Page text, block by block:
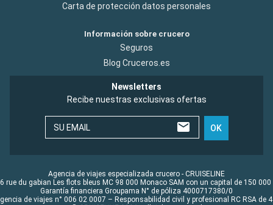
Carta de protección datos personales
Información sobre crucero
Seguros
Blog Cruceros.es
Newsletters
Recibe nuestras exclusivas ofertas
SU EMAIL OK
Agencia de viajes especializada crucero - CRUISELINE
rue du gabian Les flots bleus MC 98 000 Monaco SAM con un capital de 150 000
Garantía financiera Groupama N° de póliza 4000717380/0
de viajes n° 006 02 0007 – Responsabilidad civil y profesional RC RSA de